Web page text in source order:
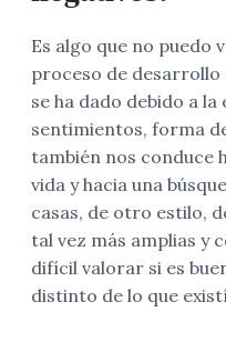
Es algo que no puedo
proceso de desarrollo
se ha dado debido a
sentimientos, forma
también nos conduce
vida y hacia una
casas, de otro estilo,
tal vez más amplias y
difícil valorar si es
distinto de lo que